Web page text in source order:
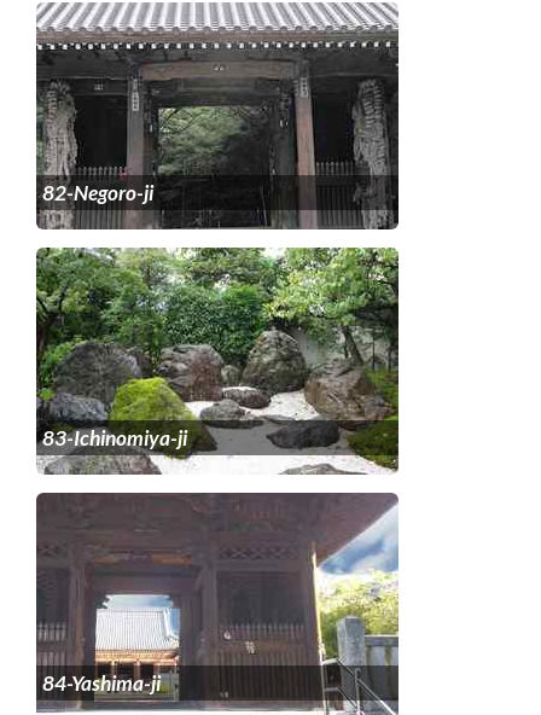
82-Negoro-ji
83-Ichinomiya-ji
84-Yashima-ji